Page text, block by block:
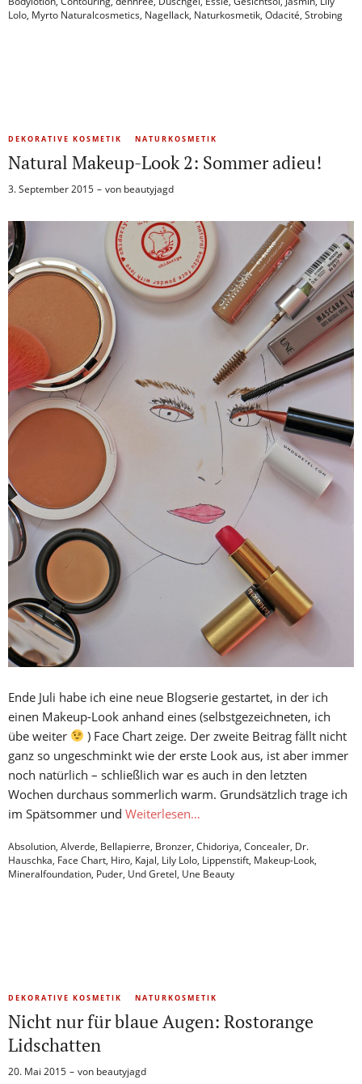
Lolo, Myrto Naturalcosmetics, Nagellack, Naturkosmetik, Odacité, Strobing
DEKORATIVE KOSMETIK NATURKOSMETIK
Natural Makeup-Look 2: Sommer adieu!
3. September 2015 von beautyjagd
Ende Juli habe ich eine neue Blogserie gestartet, in der ich
einen Makeup-Look anhand eines (selbstgezeichneten, ich
übe weiter
) Face Chart zeige. Der zweite Beitrag fällt nicht
ganz so ungeschminkt wie der erste Look aus, ist aber immer
noch natürlich – schließlich war es auch in den letzten
Wochen durchaus sommerlich warm. Grundsätzlich trage ich
im Spätsommer und Weiterlesen…
Absolution, Alverde, Bellapierre, Bronzer, Chidoriya, Concealer, Dr.
Hauschka, Face Chart, Hiro, Kajal, Lily Lolo, Lippenstift, Makeup-Look,
Mineralfoundation, Puder, Und Gretel, Une Beauty
DEKORATIVE KOSMETIK NATURKOSMETIK
Nicht nur für blaue Augen: Rostorange
Lidschatten
20. Mai 2015 von beautyjagd